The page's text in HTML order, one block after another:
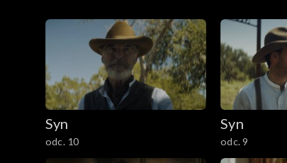
Sezon 2
Sezon 1
Syn
odc. 10
Syn
odc. 9